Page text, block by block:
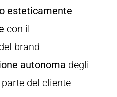
esteticamente
con il
brand
autonoma degli
del cliente